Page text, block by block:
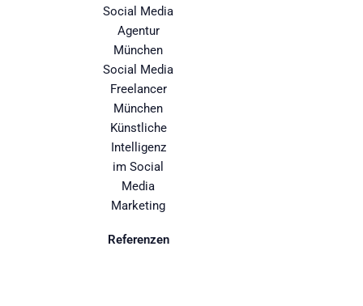
Social Media
Agentur
München
Social Media
Freelancer
München
Künstliche
Intelligenz
im Social
Media
Marketing
Referenzen